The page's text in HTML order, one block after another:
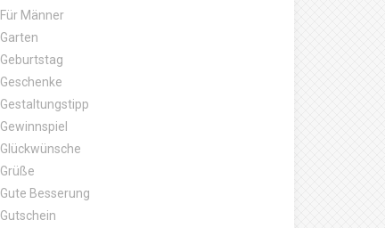
Für Männer
Garten
Geburtstag
Geschenke
Gestaltungstipp
Gewinnspiel
Glückwünsche
Grüße
Gute Besserung
Gutschein